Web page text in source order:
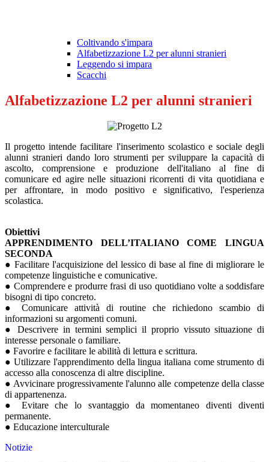
Coltivando s'impara
Alfabetizzazione L2 per alunni stranieri
Leggendo si impara
Scacchi
Alfabetizzazione L2 per alunni stranieri
Il progetto intende facilitare l'inserimento scolastico e sociale degli
alunni stranieri dando loro strumenti per sviluppare la capacità di
ascolto, comprensione e produzione dell'italiano al fine di
comunicare ed agire nelle situazioni ricorrenti di vita quotidiana e
per affrontare, in modo positivo e significativo, l'esperienza
scolastica.
Obiettivi
APPRENDIMENTO DELL’ITALIANO COME LINGUA
SECONDA
● Facilitare l'acquisizione del lessico di base al fine di migliorare le
competenze linguistiche e comunicative.
● Comprendere e produrre frasi di uso quotidiano volte a soddisfare
bisogni di tipo concreto.
● Comunicare attività di routine che richiedono scambio di
informazioni su argomenti comuni.
● Descrivere in termini semplici il proprio vissuto situazione di
interesse personale o familiare.
● Favorire e facilitare le abilità di lettura e scrittura.
● Utilizzare l'apprendimento della lingua italiana come strumento di
accesso alla conoscenza di altre discipline.
● Avvicinare progressivamente l'alunno alle competenze della classe
di appartenenza.
● Evitare che lo svantaggio da momentaneo diventi diventi
permanente.
● Educazione interculturale
Notizie